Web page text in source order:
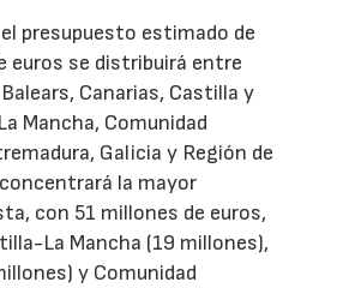
presupuesto estimado de
euros se distribuirá entre
Canarias, Castilla y
Mancha, Comunidad
Galicia y Región de
la mayor
con 51 millones de euros,
La Mancha (19 millones),
y Comunidad